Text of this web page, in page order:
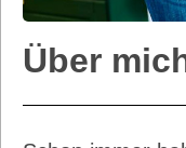
Über